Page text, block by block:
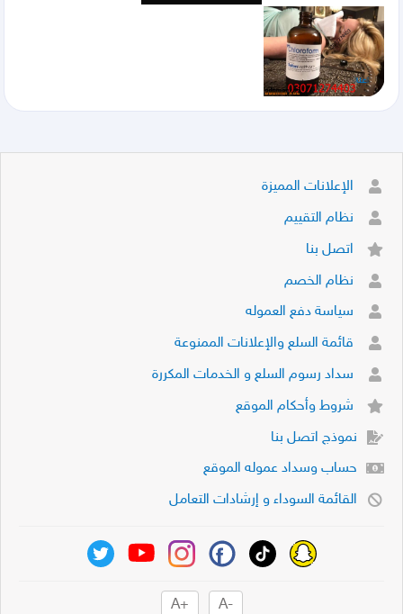
الإعلانات المميزة
نظام التقييم
اتصل بنا
نظام الخصم
سياسة دفع العموله
قائمة السلع والإعلانات الممنوعة
سداد رسوم السلع و الخدمات المكررة
شروط وأحكام الموقع
نموذج اتصل بنا
حساب وسداد عموله الموقع
القائمة السوداء و إرشادات التعامل
-A
+A